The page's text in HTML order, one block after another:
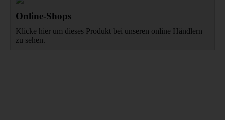
Online-Shops
Klicke hier um dieses Produkt bei unseren online Händlern
zu sehen.